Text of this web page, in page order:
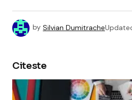
by Silvian Dumitrache
Citeste